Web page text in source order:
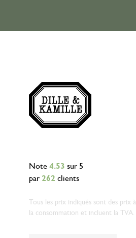
Note 4.53 sur 5
par 262 clients
Tous les prix indiqués sont des prix à
la consommation et incluent la TVA.